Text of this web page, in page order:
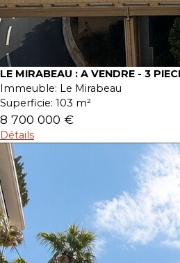
LE MIRABEAU : A VENDRE - 3
Immeuble: Le Mirabeau
Superficie: 103 m²
8 700 000 €
Détails